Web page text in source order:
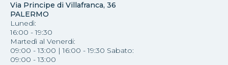
Via Principe di Villafranca, 36
PALERMO
Lunedì:
16:00 - 19:30
Martedì al Venerdi:
09:00 - 13:00 | 16:00 - 19:30 Sabato:
09:00 - 13:00